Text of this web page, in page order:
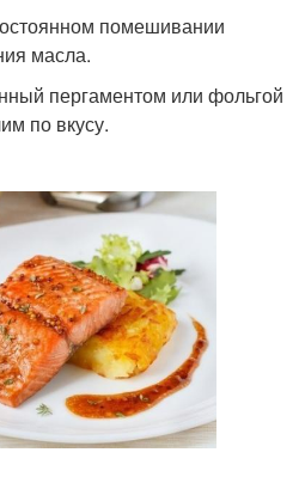
помешивании
масла.
пергаментом или фольгой
по вкусу.